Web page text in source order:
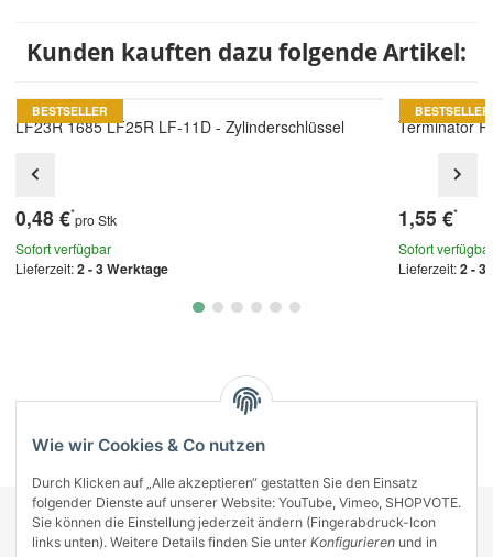
Kunden kauften dazu folgende Artikel:
BESTSELLER
LF23R 1685 LF25R LF-11D - Zylinderschlüssel
0,48 €*pro Stk
Sofort verfügbar
Lieferzeit:2 - 3 Werktage
BESTSELLER
Terminator
1,55 €*
Sofort verfügbar
Lieferzeit:2 - 3
KONTAKT
Wie wir Cookies & Co nutzen
Durch Klicken auf „Alle akzeptieren“ gestatten Sie den Einsatz
folgender Dienste auf unserer Website: YouTube, Vimeo, SHOPVOTE.
Sie können die Einstellung jederzeit ändern (Fingerabdruck-Icon
links unten). Weitere Details finden Sie unter Konfigurieren und in